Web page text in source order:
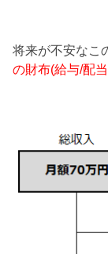
将来が不安なこ
の財布(給与/配